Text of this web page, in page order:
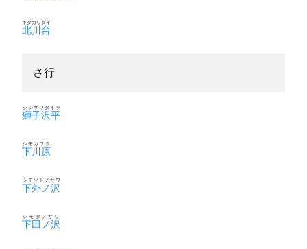
北川台
キタカワダイ
さ行
獅子沢平
シシザワタイラ
下川原
シモカワラ
下外ノ沢
シモソトノサワ
下田ノ沢
シモタノサワ